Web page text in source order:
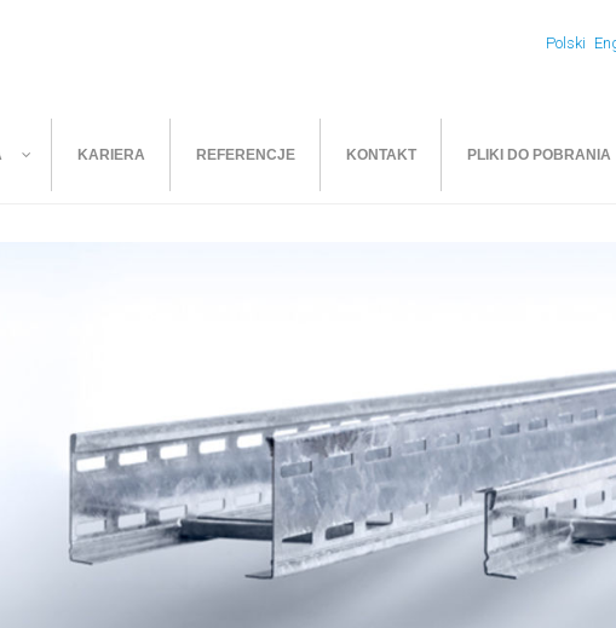
Polski
KARIERA REFERENCJE KONTAKT PLIKI DO POBRANIA